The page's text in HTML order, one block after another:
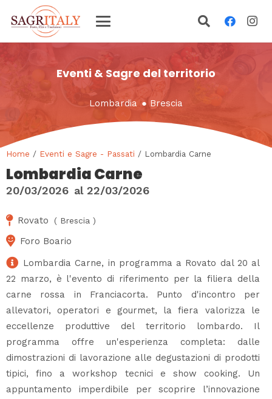
Eventi & Sagre del territorio
Lombardia ● Brescia
Home / Eventi e Sagre - Passati / Lombardia Carne
Lombardia Carne
20/03/2026 al 22/03/2026
Rovato ( Brescia )
Foro Boario
Lombardia Carne, in programma a Rovato dal 20 al
22 marzo, è l'evento di riferimento per la filiera della
carne rossa in Franciacorta. Punto d'incontro per
allevatori, operatori e gourmet, la fiera valorizza le
eccellenze produttive del territorio lombardo. Il
programma offre un'esperienza completa: dalle
dimostrazioni di lavorazione alle degustazioni di prodotti
tipici, fino a workshop tecnici e show cooking. Un
appuntamento imperdibile per scoprire l’innovazione